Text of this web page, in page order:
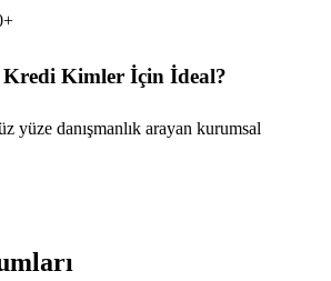
Kredi Kimler İçin İdeal?
yüze danışmanlık arayan kurumsal